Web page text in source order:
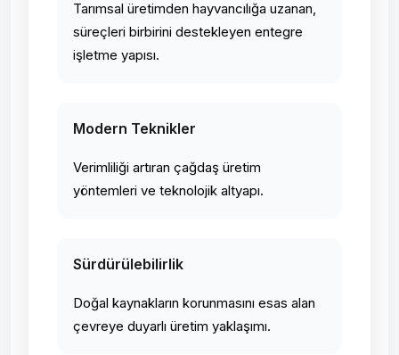
Tarımsal üretimden hayvancılığa uzanan,
süreçleri birbirini destekleyen entegre
işletme yapısı.
Modern Teknikler
Verimliliği artıran çağdaş üretim
yöntemleri ve teknolojik altyapı.
Sürdürülebilirlik
Doğal kaynakların korunmasını esas alan
çevreye duyarlı üretim yaklaşımı.